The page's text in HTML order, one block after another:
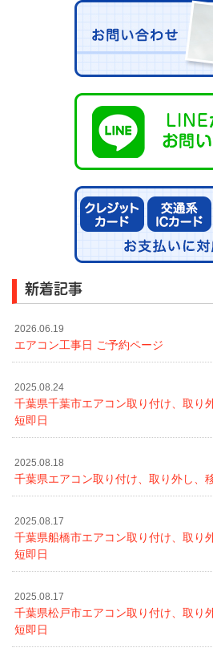
新着記事
2026.06.19
エアコン工事日 ご予約ページ
2025.08.24
千葉県千葉市エアコン取り付け、取
短即日
2025.08.18
千葉県エアコン取り付け、取り外し
2025.08.17
千葉県船橋市エアコン取り付け、取
短即日
2025.08.17
千葉県松戸市エアコン取り付け、取
短即日